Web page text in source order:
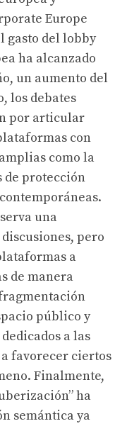
Europe
gasto del lobby
ha alcanzado
un aumento del
los debates
por articular
con
como la
de protección
una
pero
a
de manera
público y
a las
favorecer ciertos
Finalmente,
ha
semántica ya